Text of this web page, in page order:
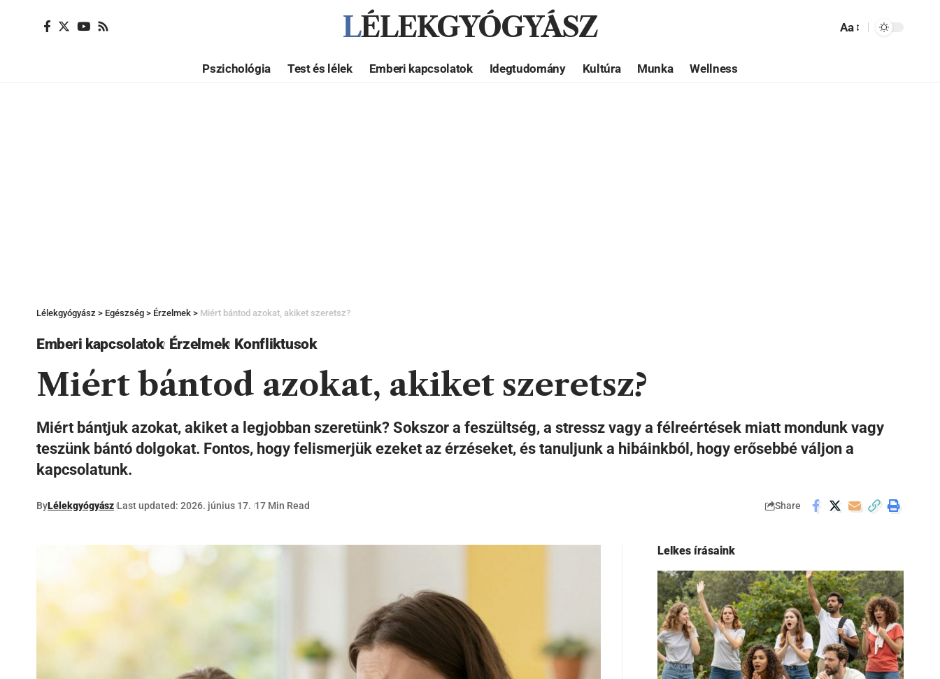
LÉLEKGYÓGYÁSZ Aa
Pszichológia Test és lélek Emberi kapcsolatok Idegtudomány Kultúra Munka Wellness
Lélekgyógyász > Egészség > Érzelmek > Miért bántod azokat, akiket szeretsz?
Emberi kapcsolatok Érzelmek Konfliktusok
Miért bántod azokat, akiket szeretsz?
Miért bántjuk azokat, akiket a legjobban szeretünk? Sokszor a feszültség, a stressz vagy a félreértések miatt mondunk vagy
teszünk bántó dolgokat. Fontos, hogy felismerjük ezeket az érzéseket, és tanuljunk a hibáinkból, hogy erősebbé váljon a
kapcsolatunk.
ByLélekgyógyász Last updated: 2026. június 17. 17 Min Read Share
Lelkes írásaink